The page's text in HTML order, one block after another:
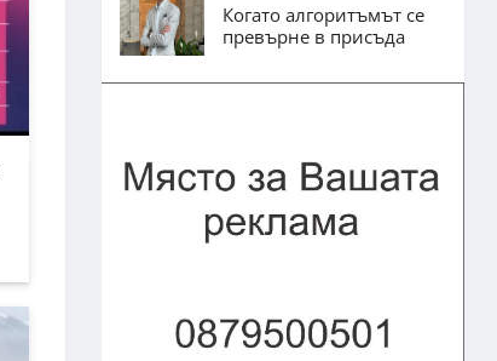
Когато алгоритъмът се
превърне в присъда